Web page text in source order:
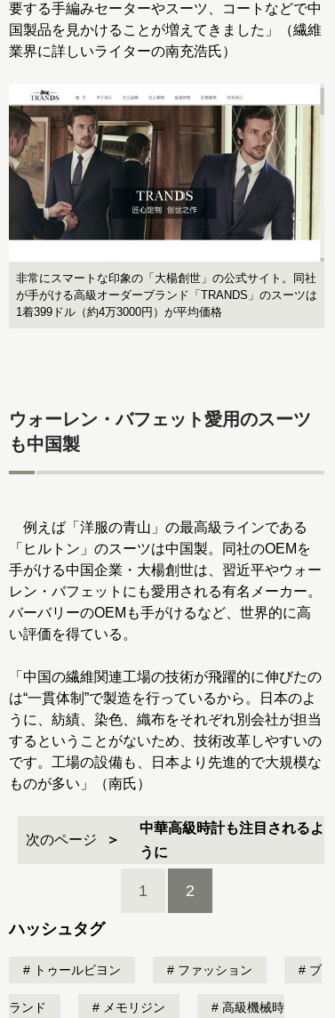
要する手編みセーターやスーツ、コートなどで中
国製品を見かけることが増えてきました」（繊維
業界に詳しいライターの南充浩氏）
非常にスマートな印象の「大楊創世」の公式サイト。同社
が手がける高級オーダーブランド「TRANDS」のスーツは
1着399ドル（約4万3000円）が平均価格
ウォーレン・バフェット愛用のスーツ
も中国製
例えば「洋服の青山」の最高級ラインである
「ヒルトン」のスーツは中国製。同社のOEMを
手がける中国企業・大楊創世は、習近平やウォー
レン・バフェットにも愛用される有名メーカー。
バーバリーのOEMも手がけるなど、世界的に高
い評価を得ている。
「中国の繊維関連工場の技術が飛躍的に伸びたの
は“一貫体制”で製造を行っているから。日本のよ
うに、紡績、染色、織布をそれぞれ別会社が担当
するということがないため、技術改革しやすいの
です。工場の設備も、日本より先進的で大規模な
ものが多い」（南氏）
次のページ
中華高級時計も注目されるよ
うに
1 2
ハッシュタグ
トゥールビヨン ファッション ブ
ランド メモリジン 高級機械時